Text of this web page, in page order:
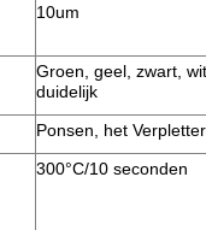
10um
Groen, geel, zwart,
duidelijk
Ponsen, het
300°C/10 seconden